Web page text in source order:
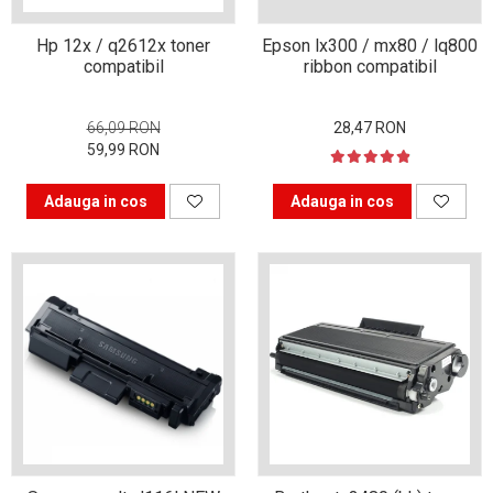
viața din secolul XXI
Sfaturi interesante pentru
a ne simţi la locul de muncă
“ca acasă”!
Idei de cadouri inspirate
tehnologie
Calitate mai bună cu
particularitățile acestora
Ce tip de scanner să alegi
în funcție de afacerea ta
De ce alegi o
multifuncțională laser
color?
Prin ce se face important
Hp 12x / q2612x toner
compatibil
66,09 RON
59,99 RON
Adauga in cos
Epson lx300 / mx80 / lq800
ribbon compatibil
28,47 RON
Adauga in cos